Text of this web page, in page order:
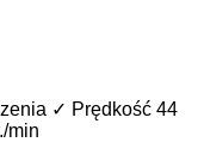
✓ Prędkość 44
min